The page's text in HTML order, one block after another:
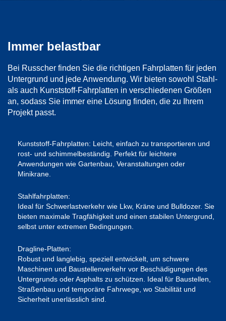
Immer belastbar
Bei Russcher finden Sie die richtigen Fahrplatten für jeden
Untergrund und jede Anwendung. Wir bieten sowohl Stahl-
als auch Kunststoff-Fahrplatten in verschiedenen Größen
an, sodass Sie immer eine Lösung finden, die zu Ihrem
Projekt passt.
Kunststoff-Fahrplatten: Leicht, einfach zu transportieren und
rost- und schimmelbeständig. Perfekt für leichtere
Anwendungen wie Gartenbau, Veranstaltungen oder
Minikrane.
Stahlfahrplatten:
Ideal für Schwerlastverkehr wie Lkw, Kräne und Bulldozer. Sie
bieten maximale Tragfähigkeit und einen stabilen Untergrund,
selbst unter extremen Bedingungen.
Dragline-Platten:
Robust und langlebig, speziell entwickelt, um schwere
Maschinen und Baustellenverkehr vor Beschädigungen des
Untergrunds oder Asphalts zu schützen. Ideal für Baustellen,
Straßenbau und temporäre Fahrwege, wo Stabilität und
Sicherheit unerlässlich sind.